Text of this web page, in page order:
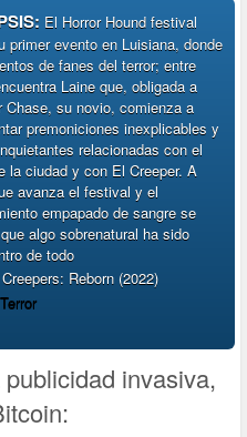
El Horror Hound festival
primer evento en Luisiana, donde
de fanes del terror; entre
Laine que, obligada a
Chase, su novio, comienza a
premoniciones inexplicables y
relacionadas con el
la ciudad y con El Creeper. A
avanza el festival y el
empapado de sangre se
algo sobrenatural ha sido
de todo
Reborn (2022)
Terror
invasiva,